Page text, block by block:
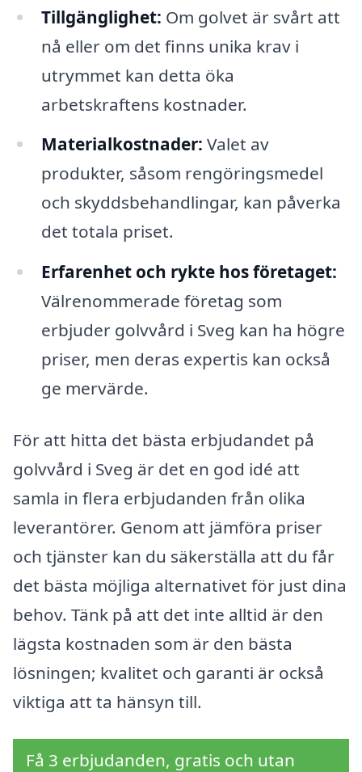
Tillgänglighet: Om golvet är svårt att
nå eller om det finns unika krav i
utrymmet kan detta öka
arbetskraftens kostnader.
Materialkostnader: Valet av
produkter, såsom rengöringsmedel
och skyddsbehandlingar, kan påverka
det totala priset.
Erfarenhet och rykte hos företaget:
Välrenommerade företag som
erbjuder golvvård i Sveg kan ha högre
priser, men deras expertis kan också
ge mervärde.
För att hitta det bästa erbjudandet på
golvvård i Sveg är det en god idé att
samla in flera erbjudanden från olika
leverantörer. Genom att jämföra priser
och tjänster kan du säkerställa att du får
det bästa möjliga alternativet för just dina
behov. Tänk på att det inte alltid är den
lägsta kostnaden som är den bästa
lösningen; kvalitet och garanti är också
viktiga att ta hänsyn till.
Få 3 erbjudanden, gratis och utan